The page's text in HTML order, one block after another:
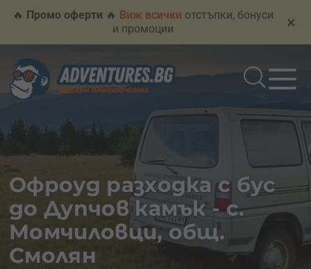
🔥 Промо оферти 🔥 Виж всички отстъпки, бонуси
и промоции
×
Офроуд разходка с бус
до Дупчов камък - с.
Момчиловци, общ.
Смолян